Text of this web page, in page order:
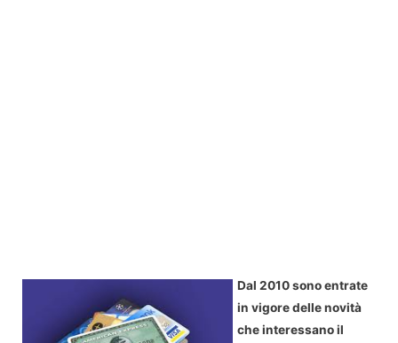
Dal 2010 sono entrate
in vigore delle novità
che interessano il